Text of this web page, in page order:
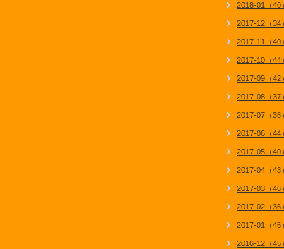
2018-01（40）
2017-12（34）
2017-11（40）
2017-10（44）
2017-09（42）
2017-08（37）
2017-07（38）
2017-06（44）
2017-05（40）
2017-04（43）
2017-03（46）
2017-02（36）
2017-01（45）
2016-12（45）